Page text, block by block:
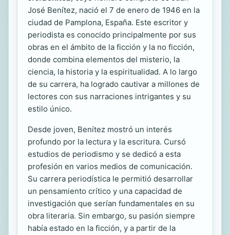
José Benítez, nació el 7 de enero de 1946 en la
ciudad de Pamplona, España. Este escritor y
periodista es conocido principalmente por sus
obras en el ámbito de la ficción y la no ficción,
donde combina elementos del misterio, la
ciencia, la historia y la espiritualidad. A lo largo
de su carrera, ha logrado cautivar a millones de
lectores con sus narraciones intrigantes y su
estilo único.
Desde joven, Benítez mostró un interés
profundo por la lectura y la escritura. Cursó
estudios de periodismo y se dedicó a esta
profesión en varios medios de comunicación.
Su carrera periodística le permitió desarrollar
un pensamiento crítico y una capacidad de
investigación que serían fundamentales en su
obra literaria. Sin embargo, su pasión siempre
había estado en la ficción, y a partir de la